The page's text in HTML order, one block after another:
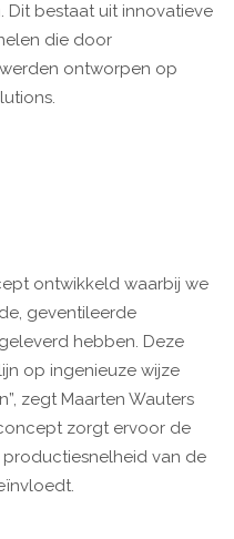
Dit bestaat uit innovatieve
die door
ontworpen op
ontwikkeld waarbij we
geventileerde
hebben. Deze
op ingenieuze wijze
zegt Maarten Wauters
zorgt ervoor de
van de